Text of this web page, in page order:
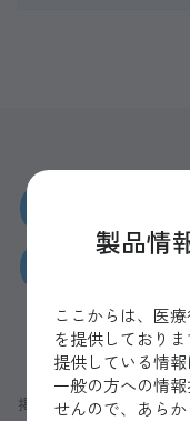
製
掲載情報について：仕様
製品情
ここからは、医
を提供しておりま
提供している情報
一般の方への情
せんので、あらか